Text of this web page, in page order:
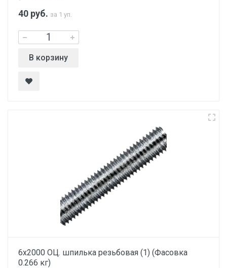
40 руб. за 1 уп.
В корзину
6х2000 ОЦ. шпилька резьбовая (1) (Фасовка
0.266 кг)